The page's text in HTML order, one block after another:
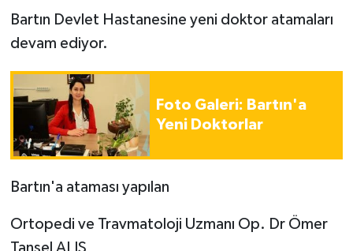
Bartın Devlet Hastanesine yeni doktor atamaları
devam ediyor.
Foto Galeri: Bartın'a
Yeni Doktorlar
Bartın'a ataması yapılan
Ortopedi ve Travmatoloji Uzmanı Op. Dr Ömer
Tansel ALIŞ
DÜNYA
YEREL